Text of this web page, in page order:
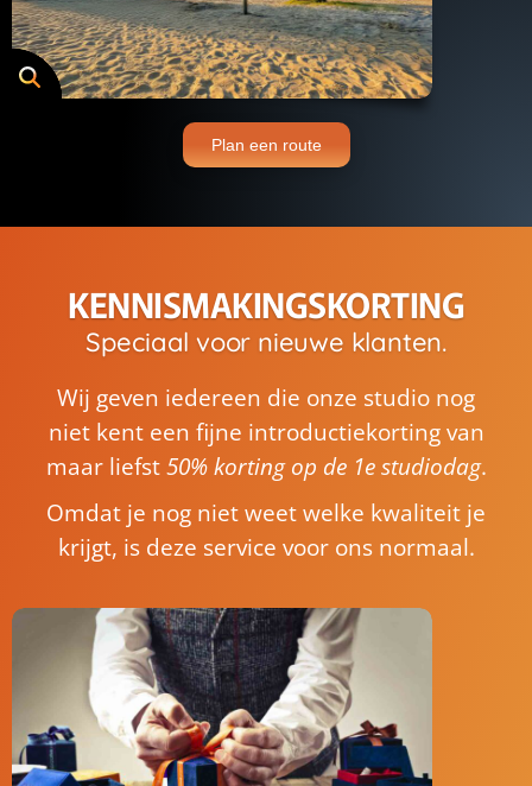
Plan een route
KENNISMAKINGSKORTING
Speciaal voor nieuwe klanten.
Wij geven iedereen die onze studio nog
niet kent een fijne introductiekorting van
maar liefst50% korting op de 1e studiodag.
Omdat je nog niet weet welke kwaliteit je
krijgt, is deze service voor ons normaal.